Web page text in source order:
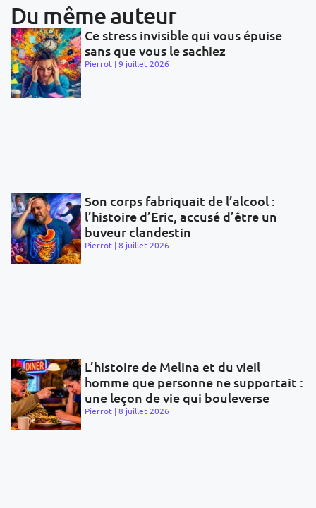
Du même auteur
Ce stress invisible qui vous épuise
sans que vous le sachiez
Pierrot 9 juillet 2026
Son corps fabriquait de l’alcool :
l’histoire d’Eric, accusé d’être un
buveur clandestin
Pierrot 8 juillet 2026
L’histoire de Melina et du vieil
homme que personne ne supportait :
une leçon de vie qui bouleverse
Pierrot 8 juillet 2026